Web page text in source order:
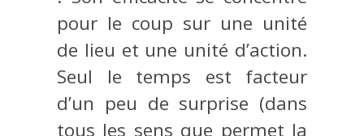
pour le coup sur une unité
de lieu et une unité d’action.
Seul le temps est facteur
d’un peu de surprise (dans
tous les sens que permet la